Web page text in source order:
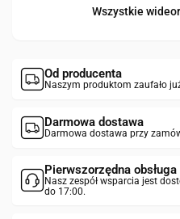
Wszystkie
Od producenta
Naszym produktom zaufało
Darmowa dostawa
Darmowa dostawa przy
Pierwszorzędna
Nasz zespół wsparcia jest
do 17:00.